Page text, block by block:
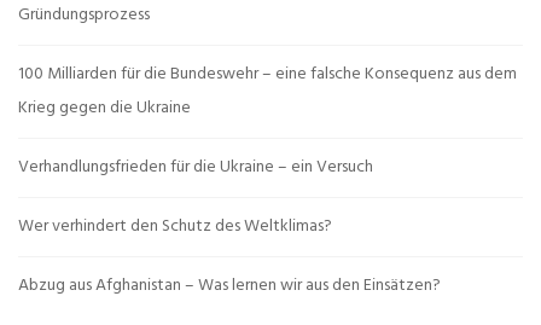
Gründungsprozess
100 Milliarden für die Bundeswehr – eine falsche Konsequenz aus dem
Krieg gegen die Ukraine
Verhandlungsfrieden für die Ukraine – ein Versuch
Wer verhindert den Schutz des Weltklimas?
Abzug aus Afghanistan – Was lernen wir aus den Einsätzen?